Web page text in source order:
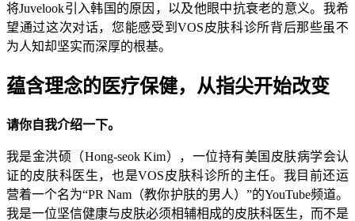
将Juvelook引入韩国的原因，以及他眼中抗衰老的意义。我希
望通过这次对话，您能感受到VOS皮肤科诊所背后那些虽不
为人知却坚实而深厚的根基。
蕴含理念的医疗保健，从指尖开始改变
请你自我介绍一下。
我是金洪硕（Hong-seok Kim），一位持有美国皮肤病学会认
证的皮肤科医生，也是VOS皮肤科诊所的主任。我目前还运
营着一个名为“PR Nam（教你护肤的男人）”的YouTube频道。
我是一位坚信健康与皮肤必须相辅相成的皮肤科医生，而不是